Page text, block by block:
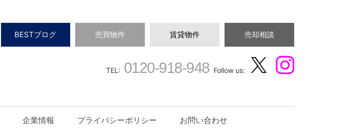
BESTブログ 売買物件 賃貸物件 売却相談
TEL: 0120-918-948Follow us:
企業情報 プライバシーポリシー お問い合わせ